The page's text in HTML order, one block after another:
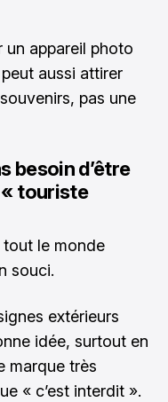
un appareil photo
aussi attirer
pas une
besoin d’être
« touriste
le monde
souci.
extérieurs
idée, surtout en
marque très
« c’est interdit ».